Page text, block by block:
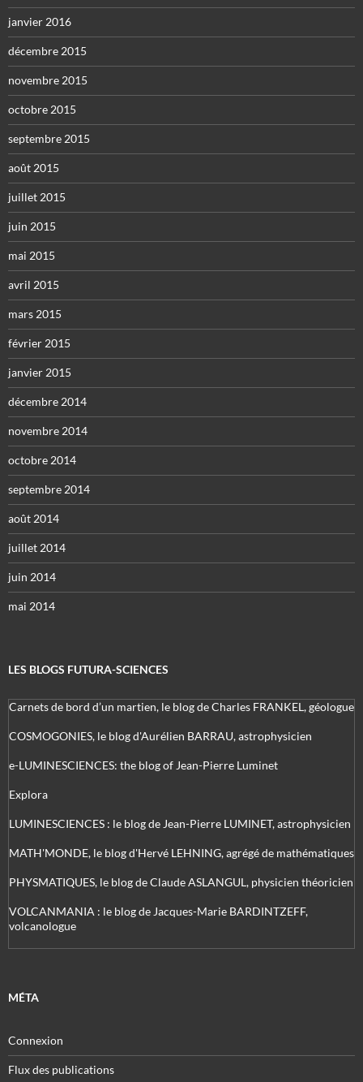
janvier 2016
décembre 2015
novembre 2015
octobre 2015
septembre 2015
août 2015
juillet 2015
juin 2015
mai 2015
avril 2015
mars 2015
février 2015
janvier 2015
décembre 2014
novembre 2014
octobre 2014
septembre 2014
août 2014
juillet 2014
juin 2014
mai 2014
LES BLOGS FUTURA-SCIENCES
Carnets de bord d’un martien, le blog de Charles FRANKEL, géologue
COSMOGONIES, le blog d'Aurélien BARRAU, astrophysicien
e-LUMINESCIENCES: the blog of Jean-Pierre Luminet
Explora
LUMINESCIENCES : le blog de Jean-Pierre LUMINET, astrophysicien
MATH'MONDE, le blog d'Hervé LEHNING, agrégé de mathématiques
PHYSMATIQUES, le blog de Claude ASLANGUL, physicien théoricien
VOLCANMANIA : le blog de Jacques-Marie BARDINTZEFF,
volcanologue
MÉTA
Connexion
Flux des publications